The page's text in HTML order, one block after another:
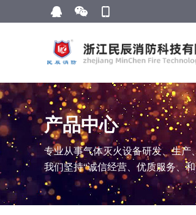
产品中心
专业从事气体灭火设备研发、生
我们坚持“诚信经营、优质服务、